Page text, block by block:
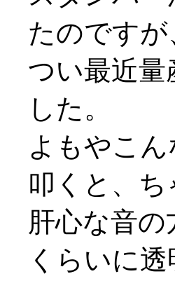
たのですが
つい最近
した。
よもやこ
叩くと、
肝心な音
くらいに